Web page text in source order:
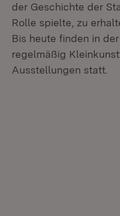
der Geschichte der
Rolle spielte, zu
Bis heute finden in
regelmäßig
Ausstellungen statt.